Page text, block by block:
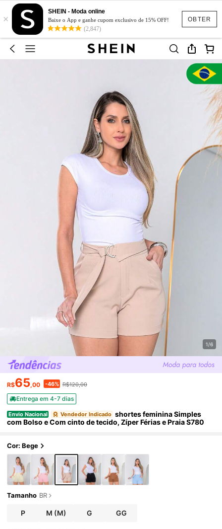
OBTER
×
SHEIN - Moda online
Baixe o App e ganhe cupom exclusivo de 15% OFF!
(2,847)
1/6
R$65,00 -46% R$120,00
Entrega em 4-7 dias
Envio Nacional Vendedor Indicado shortes feminina Simples
com Bolso e Com cinto de tecido, Zíper Férias e Praia S780
Cor: Bege
Tamanho BR
P M (M) G GG